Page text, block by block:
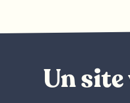
Un